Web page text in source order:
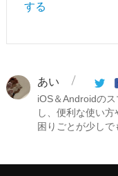
する
あい
iOS＆Androidの
し、便利な使い
困りごとが少しで